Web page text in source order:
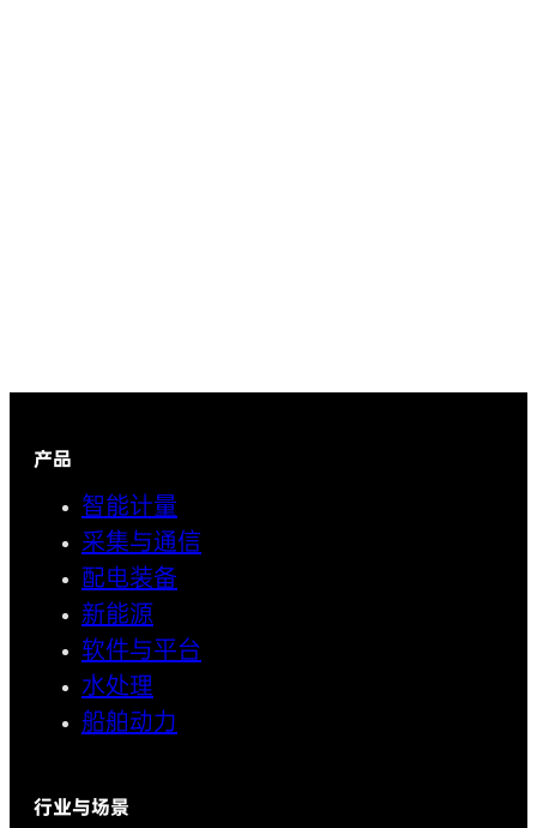
产品
智能计量
采集与通信
配电装备
新能源
软件与平台
水处理
船舶动力
行业与场景